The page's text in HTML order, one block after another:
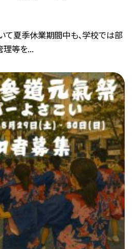
て夏季休業期間中も、学校では部
理等を...